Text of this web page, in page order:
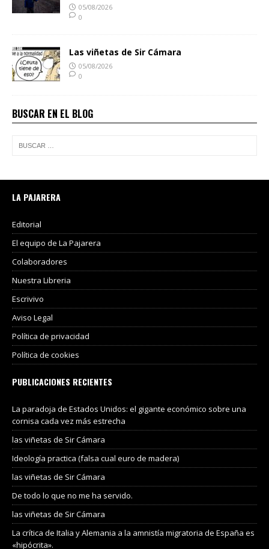
05/08/2026
0
Las viñetas de Sir Cámara
05/08/2026
0
BUSCAR EN EL BLOG
LA PAJARERA
Editorial
El equipo de La Pajarera
Colaboradores
Nuestra Libreria
Escrivivo
Aviso Legal
Política de privacidad
Política de cookies
PUBLICACIONES RECIENTES
La paradoja de Estados Unidos: el gigante económico sobre una
cornisa cada vez más estrecha
las viñetas de Sir Cámara
Ideología practica (falsa cual euro de madera)
las viñetas de Sir Cámara
De todo lo que no me ha servido.
las viñetas de Sir Cámara
La crítica de Italia y Alemania a la amnistía migratoria de España es
«hipócrita».